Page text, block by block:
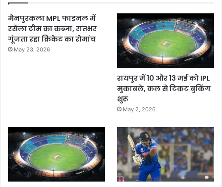
मैनपुरकला MPL फाइनल में
रसेला टीम का कब्जा, रातभर
गूंजता रहा क्रिकेट का रोमांच
May 23, 2026
रायपुर में 10 और 13 मई को IPL
मुकाबले, कल से टिकट बुकिंग
शुरू
May 2, 2026